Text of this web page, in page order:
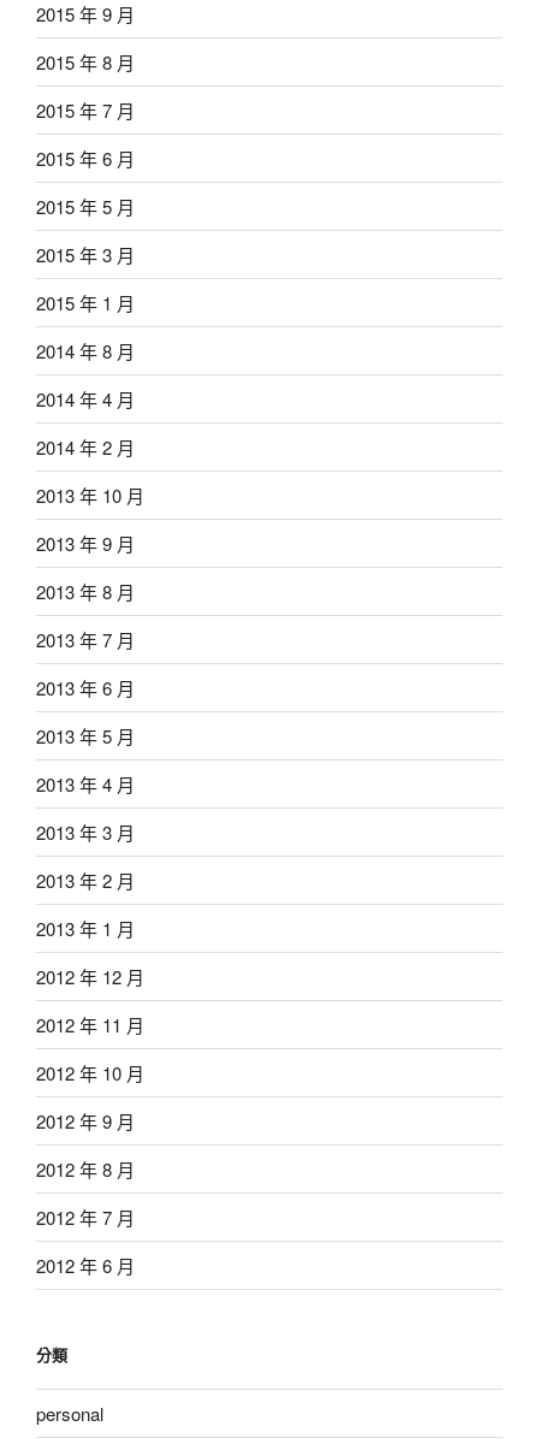
2015 年 9 月
2015 年 8 月
2015 年 7 月
2015 年 6 月
2015 年 5 月
2015 年 3 月
2015 年 1 月
2014 年 8 月
2014 年 4 月
2014 年 2 月
2013 年 10 月
2013 年 9 月
2013 年 8 月
2013 年 7 月
2013 年 6 月
2013 年 5 月
2013 年 4 月
2013 年 3 月
2013 年 2 月
2013 年 1 月
2012 年 12 月
2012 年 11 月
2012 年 10 月
2012 年 9 月
2012 年 8 月
2012 年 7 月
2012 年 6 月
分類
personal